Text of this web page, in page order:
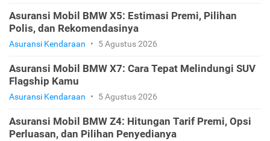
Asuransi Mobil BMW X5: Estimasi Premi, Pilihan
Polis, dan Rekomendasinya
Asuransi Kendaraan • 5 Agustus 2026
Asuransi Mobil BMW X7: Cara Tepat Melindungi SUV
Flagship Kamu
Asuransi Kendaraan • 5 Agustus 2026
Asuransi Mobil BMW Z4: Hitungan Tarif Premi, Opsi
Perluasan, dan Pilihan Penyedianya